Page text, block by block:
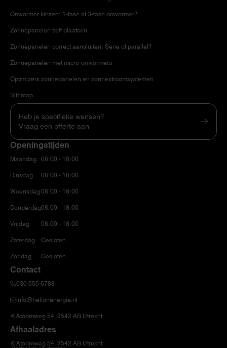
Omvormer kiezen: 1-fase of 3-fase omvormer?
Zonnepanelen zelf plaatsen
Zonnepanelen correct aansluiten: Serie of parallel?
Zonnepanelen met micro-omvormers
Optimizers zonnepanelen en zonnestroomsystemen
Sitemap
Heb je specifieke wensen?
Vraag een offerte aan
Openingstijden
Maandag
Dinsdag
Woensdag
Donderdag
Vrijdag
Zaterdag
Zondag
08:00 - 18:00
08:00 - 18:00
08:00 - 18:00
08:00 - 18:00
08:00 - 18:00
Gesloten
Gesloten
Contact
030 555 6788
info@helionenergie.nl
Atoomweg 54, 3542 AB Utrecht
Afhaaladres
Atoomweg 54, 3542 AB Utrecht